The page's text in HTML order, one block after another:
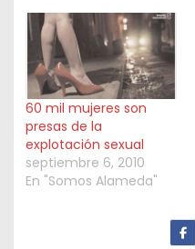
60 mil mujeres son
presas de la
explotación sexual
septiembre 6, 2010
En "Somos Alameda"